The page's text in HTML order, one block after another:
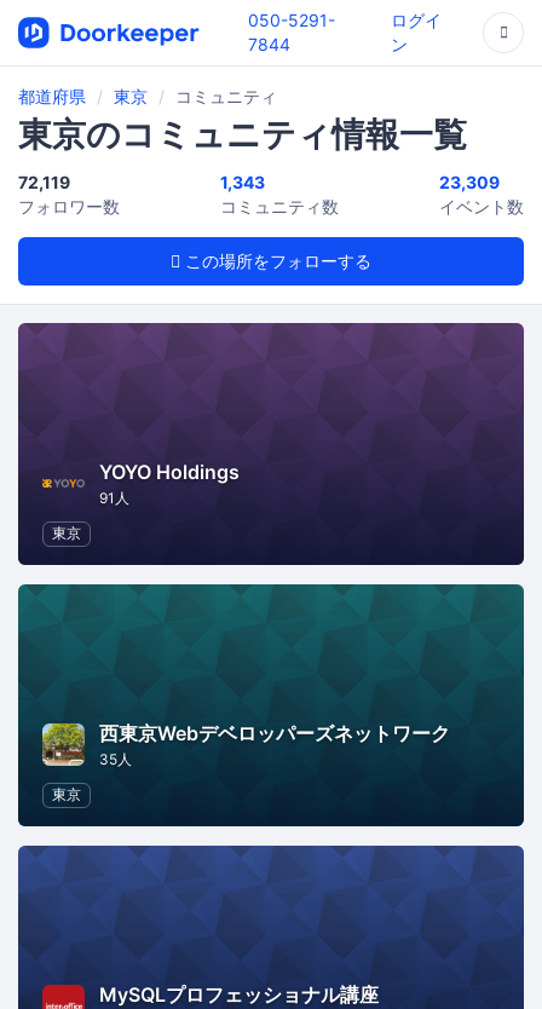
050-5291-
7844
ログイ
ン
都道府県 東京 コミュニティ
東京のコミュニティ情報一覧
この場所をフォローする
72,119
フォロワー数
1,343
コミュニティ数
23,309
イベント数
YOYO Holdings
91人
東京
西東京Webデベロッパーズネットワーク
35人
東京
MySQLプロフェッショナル講座